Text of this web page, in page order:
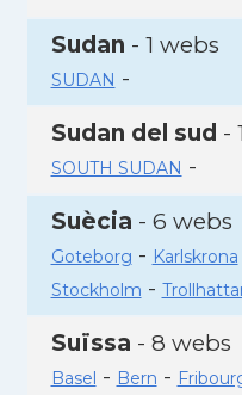
Sudan - 1 webs
SUDAN -
Sudan del sud -
SOUTH SUDAN -
Suècia - 6 webs
Goteborg - Karlskrona
Stockholm -
Suïssa - 8 webs
Basel - Bern -